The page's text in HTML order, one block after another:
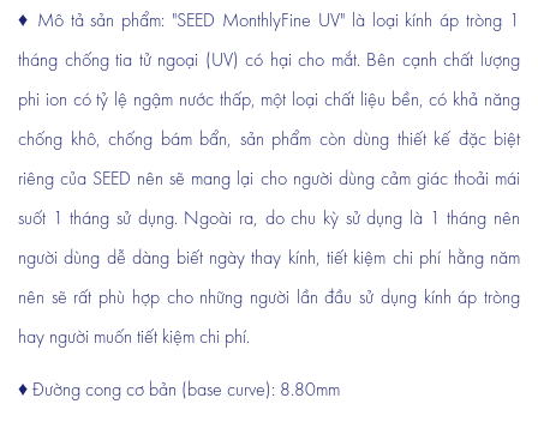
♦ Mô tả sản phẩm: "SEED MonthlyFine UV" là loại kính áp tròng 1
tháng chống tia tử ngoại (UV) có hại cho mắt. Bên cạnh chất lượng
phi ion có tỷ lệ ngậm nước thấp, một loại chất liệu bền, có khả năng
chống khô, chống bám bẩn, sản phẩm còn dùng thiết kế đặc biệt
riêng của SEED nên sẽ mang lại cho người dùng cảm giác thoải mái
suốt 1 tháng sử dụng. Ngoài ra, do chu kỳ sử dụng là 1 tháng nên
người dùng dễ dàng biết ngày thay kính, tiết kiệm chi phí hằng năm
nên sẽ rất phù hợp cho những người lần đầu sử dụng kính áp tròng
hay người muốn tiết kiệm chi phí.
♦ Đường cong cơ bản (base curve): 8.80mm